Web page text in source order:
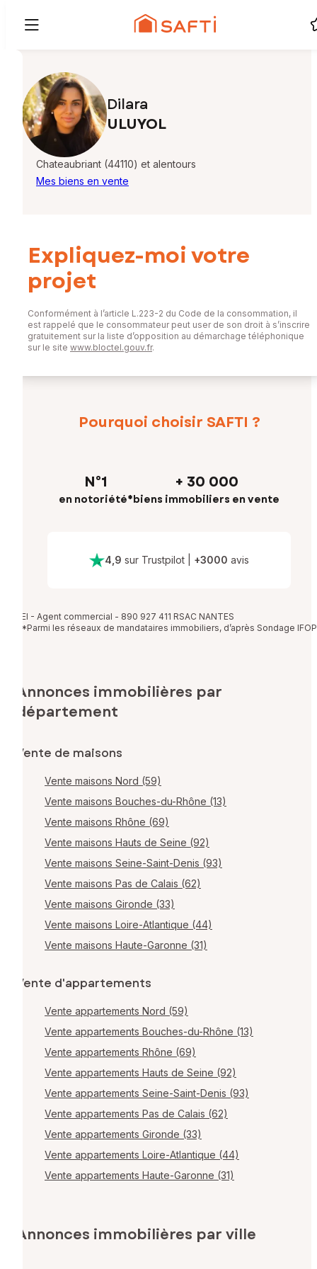
Dilara
ULUYOL
Chateaubriant (44110) et alentours
Mes biens en vente
Pourquoi choisir SAFTI ?
N°1
en notoriété*
+ 30 000
biens immobiliers en vente
4,9 sur Trustpilot| +3000 avis
EI - Agent commercial - 890 927 411 RSAC NANTES
*Parmi les réseaux de mandataires immobiliers, d’après Sondage IFOP
Expliquez-moi votre
projet
Conformément à l’article L.223-2 du Code de la consommation, il
est rappelé que le consommateur peut user de son droit à s’inscrire
gratuitement sur la liste d’opposition au démarchage téléphonique
sur le site www.bloctel.gouv.fr.
Annonces immobilières par
département
Vente de maisons
Vente maisons Nord (59)
Vente maisons Bouches-du-Rhône (13)
Vente maisons Rhône (69)
Vente maisons Hauts de Seine (92)
Vente maisons Seine-Saint-Denis (93)
Vente maisons Pas de Calais (62)
Vente maisons Gironde (33)
Vente maisons Loire-Atlantique (44)
Vente maisons Haute-Garonne (31)
Vente d'appartements
Vente appartements Nord (59)
Vente appartements Bouches-du-Rhône (13)
Vente appartements Rhône (69)
Vente appartements Hauts de Seine (92)
Vente appartements Seine-Saint-Denis (93)
Vente appartements Pas de Calais (62)
Vente appartements Gironde (33)
Vente appartements Loire-Atlantique (44)
Vente appartements Haute-Garonne (31)
Annonces immobilières par ville